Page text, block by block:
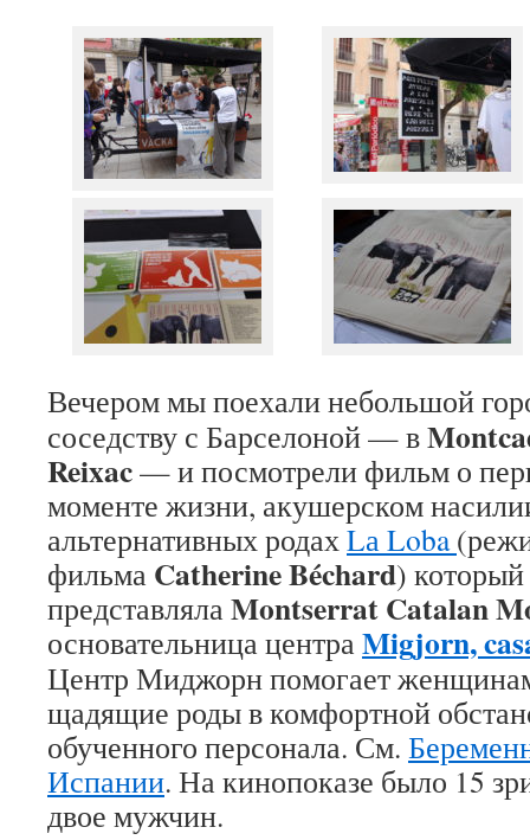
Вечером мы поехали небольшой
соседству с Барселоной — в
Reixac— и посмотрели фильм о
моменте жизни, акушерском
альтернативных родах Lа Loba(р
фильма Catherine Béchard) который
представляла Montserrat Catalan
основательница центра Migjorn,
Центр Миджорн помогает
щадящие роды в комфортной
обученного персонала. См.
Испании. На кинопоказе было 15
двое мужчин.